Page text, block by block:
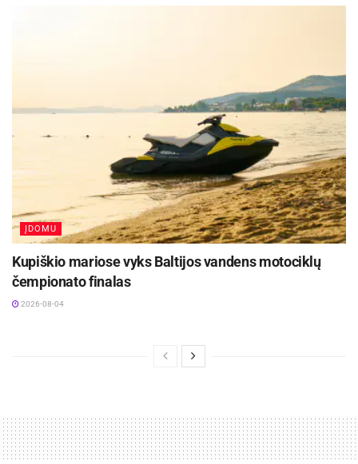
ĮDOMU
Kupiškio mariose vyks Baltijos vandens motociklų
čempionato finalas
2026-08-04